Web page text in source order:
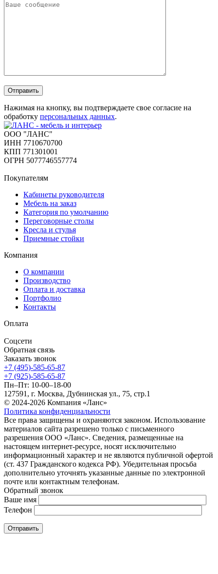
Отправить
Нажимая на кнопку, вы подтверждаете свое согласие на
обработку персональных данных.
ООО "ЛАНС"
ИНН 7710670700
КПП 771301001
ОГРН 5077746557774
Покупателям
Кабинеты руководителя
Мебель на заказ
Категория по умолчанию
Переговорные столы
Кресла и стулья
Приемные стойки
Компания
О компании
Производство
Оплата и доставка
Портфолио
Контакты
Оплата
Соцсети
Обратная связь
Заказать звонок
+7 (495)-585-65-87
+7 (925)-585-65-87
Пн–Пт: 10-00–18-00
127591, г. Москва, Дубнинская ул., 75, стр.1
© 2024-2026 Компания «Ланс»
Политика конфиденциальности
Все права защищены и охраняются законом. Использование
материалов сайта разрешено только с письменного
разрешения ООО «Ланс». Сведения, размещенные на
настоящем интернет-ресурсе, носят исключительно
информационный характер и не являются публичной офертой
(ст. 437 Гражданского кодекса РФ). Убедительная просьба
дополнительно уточнять указанные данные по электронной
почте или контактным телефонам.
Обратный звонок
Ваше имя
Телефон
Отправить